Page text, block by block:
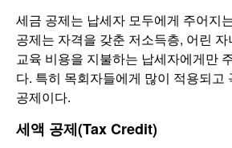
세금 공제는 납세자 모두에게 주어지
공제는 자격을 갖춘 저소득층, 어린
교육 비용을 지불하는 납세자에게만
다. 특히 목회자들에게 많이 적용되고
공제이다.
세액 공제(Tax Credit)